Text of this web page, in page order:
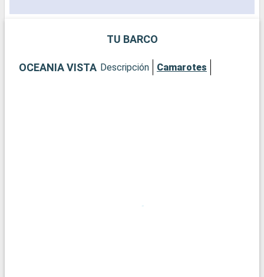
TU BARCO
OCEANIA VISTA Descripción Camarotes